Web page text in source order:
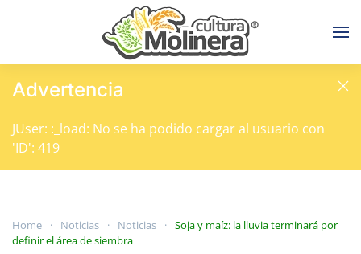
Skip to main content
Advertencia
JUser: :_load: No se ha podido cargar al usuario con
'ID': 419
Home Noticias Noticias
Soja y maíz: la lluvia terminará por
definir el área de siembra